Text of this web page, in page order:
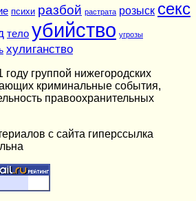
психи разбой растрата розыск секс
тело убийство угрозы
хулиганство
году группой нижегородских
криминальные события,
правоохранительных
c сайта гиперссылка